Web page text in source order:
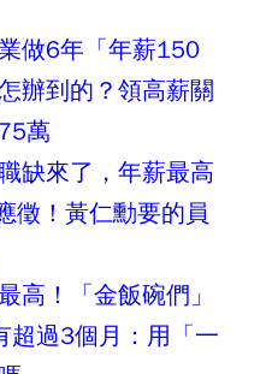
做6年「年薪150
辦到的？領高薪關
萬
缺來了，年薪最高
徵！黃仁勳要的員
高！「金飯碗們」
過3個月：用「一